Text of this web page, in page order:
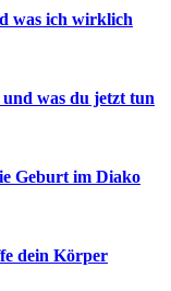
was ich wirklich
was du jetzt tun
Geburt im Diako
dein Körper